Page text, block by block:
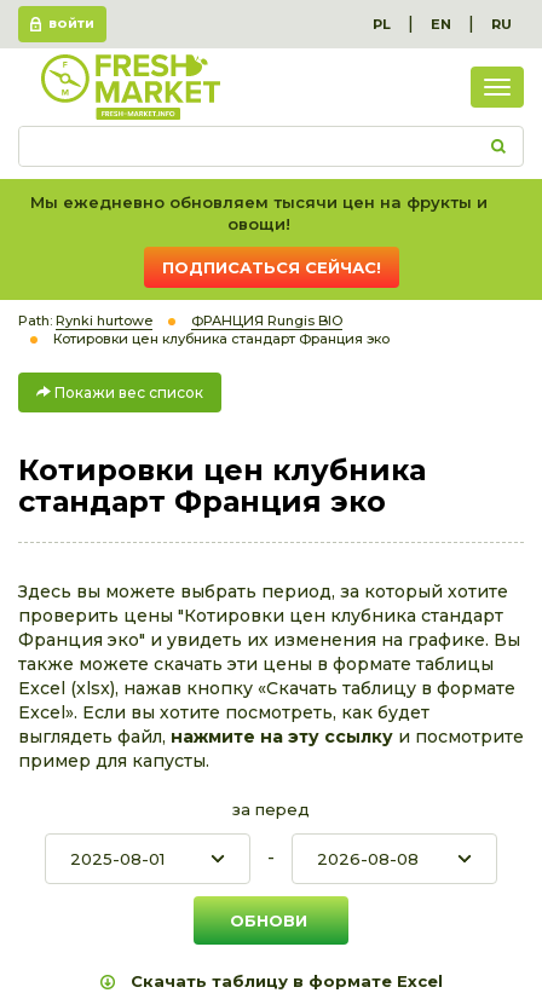
ВОЙТИ PL | EN | RU
вес
Мы ежедневно обновляем тысячи цен на фрукты и
овощи!
ПОДПИСАТЬСЯ СЕЙЧАС!
Path: Rynki hurtowe
ФРАНЦИЯ Rungis BIO
Котировки цен клубника стандарт Франция эко
Покажи вес список
Котировки цен клубника
стандарт Франция эко
Здесь вы можете выбрать период, за который хотите
проверить цены "Котировки цен клубника стандарт
Франция эко" и увидеть их изменения на графике. Вы
также можете скачать эти цены в формате таблицы
Excel (xlsx), нажав кнопку «Скачать таблицу в формате
Excel». Если вы хотите посмотреть, как будет
выглядеть файл, нажмите на эту ссылку и посмотрите
пример для капусты.
за перед
-
Скачать таблицу в формате Excel